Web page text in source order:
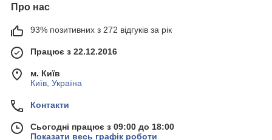
Про нас
93% позитивних з 272 відгуків за рік
Працює з 22.12.2016
м. Київ
Київ, Україна
Контакти
Сьогодні працює з 09:00 до 18:00
Показати весь графік роботи